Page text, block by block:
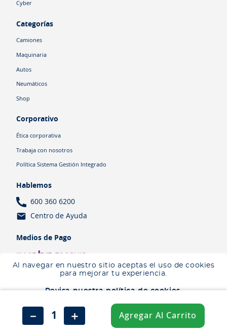
Al navegar en nuestro sitio aceptas el uso de cookies
para mejorar tu experiencia.
Revisa nuestra política de cookies.
Aceptar
No aceptar
＋
－ Agregar Al Carrito
Cyber
Categorías
Camiones
Maquinaria
Autos
Neumáticos
Shop
Corporativo
Ética corporativa
Trabaja con nosotros
Política Sistema Gestión Integrado
Hablemos
600 360 6200
Centro de Ayuda
Medios de Pago
Salfa 2026 | Todos los derechos reservados
Política de cookies Política de privacidad